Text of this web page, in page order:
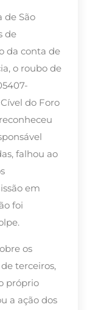
de São
de
da conta de
o roubo de
do Foro
falhou ao
em
foi
os
terceiros,
próprio
a ação dos